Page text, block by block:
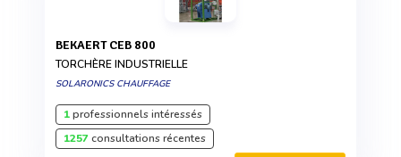
BEKAERT CEB 800
TORCHÈRE INDUSTRIELLE
SOLARONICS CHAUFFAGE
1professionnels intéressés
1257consultations récentes